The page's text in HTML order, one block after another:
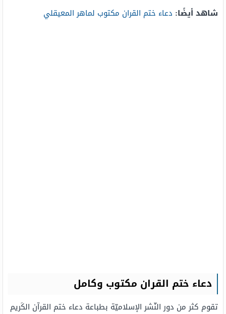
شاهد أيضًا: دعاء ختم القران مكتوب لماهر المعيقلي
دعاء ختم القران مكتوب وكامل
تقوم كثر من دور النّشر الإسلاميّة بطباعة دعاء ختم القرآن الكَريم